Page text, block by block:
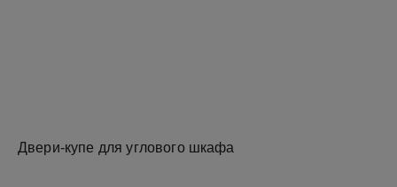
Двери-купе для углового шкафа